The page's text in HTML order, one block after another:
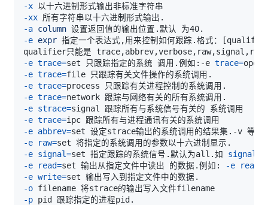
-x
-xx
-a column
-e expr 指定一个表达式,用来控制如何跟踪.格式： [
qualifier只能是
-e trace=set 只跟踪指定的系统 调用.例如:-e trace=
-e trace=
-e trace=
-e trace=
-e strace=
-e trace=
-e abbrev=set 设定strace输出的系统调用的结果集.-v 等与
-e
raw=
-e signal=set 指定跟踪的系统信号.默认为all.如 signal
-e
read=set 输出从指定文件中读出 的数据.例如: -e read
-e write=
-o
-p